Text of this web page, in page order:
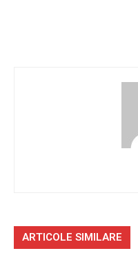
ARTICOLE SIMILARE